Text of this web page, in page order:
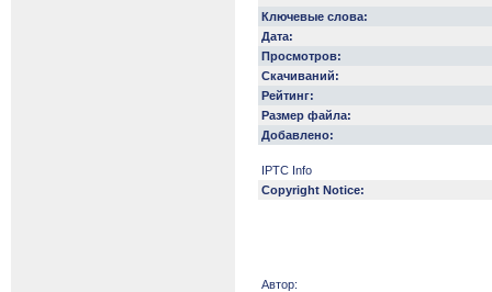
Ключевые слова:
Дата:
Просмотров:
Скачиваний:
Рейтинг:
Размер файла:
Добавлено:
IPTC Info
Copyright Notice:
Автор: